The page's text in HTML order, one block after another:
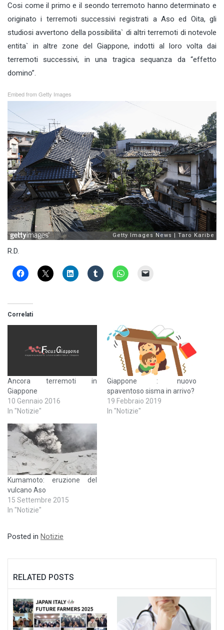
Cosi come il primo e il seondo terremoto hanno determinato e
originato i terremoti successivi registrati a Aso ed Oita, gli
studiosi avvertono della possibilita` di altri terremoti di notevole
entita` in altre zone del Giappone, indotti al loro volta dai
terremoti successivi, in una tragica sequanza da “effetto
domino”.
Embed from Getty Images
R.D.
Correlati
Ancora terremoti in
Giappone
10 Gennaio 2016
In "Notizie"
Giappone : nuovo
spaventoso sisma in arrivo?
19 Febbraio 2019
In "Notizie"
Kumamoto: eruzione del
vulcano Aso
15 Settembre 2015
In "Notizie"
Posted in Notizie
RELATED POSTS